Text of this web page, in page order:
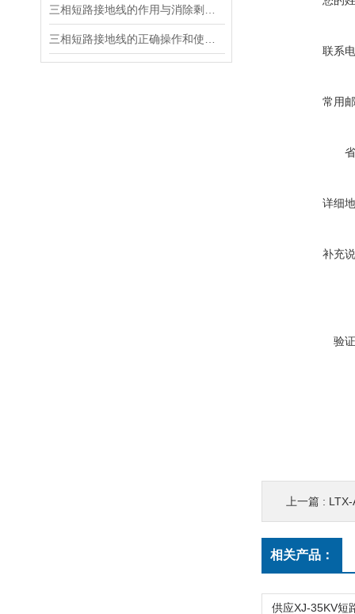
联系
常用
详细
补充
验
上一篇 :
相关产品：